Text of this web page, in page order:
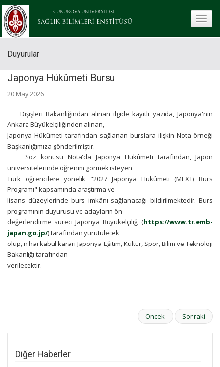
ÇUKUROVA ÜNİVERSİTESİ
SAĞLIK BİLİMLERİ ENSTİTÜSÜ
Duyurular
Japonya Hükûmeti Bursu
20 May 2026
Dışişleri Bakanlığından alınan ilgide kayıtlı yazıda, Japonya'nın
Ankara Büyükelçiliğinden alınan,
Japonya Hükûmeti tarafından sağlanan burslara ilişkin Nota örneği
Başkanlığımıza gönderilmiştir.
Söz konusu Nota'da Japonya Hükûmeti tarafından, Japon
üniversitelerinde öğrenim görmek isteyen
Türk öğrencilere yönelik "2027 Japonya Hükûmeti (MEXT) Burs
Programı" kapsamında araştırma ve
lisans düzeylerinde burs imkânı sağlanacağı bildirilmektedir. Burs
programının duyurusu ve adayların ön
değerlendirme süreci Japonya Büyükelçiliği (https://www.tr.emb-
japan.go.jp/) tarafından yürütülecek
olup, nihai kabul kararı Japonya Eğitim, Kültür, Spor, Bilim ve Teknoloji
Bakanlığı tarafından
verilecektir.
Önceki Sonraki
Diğer Haberler